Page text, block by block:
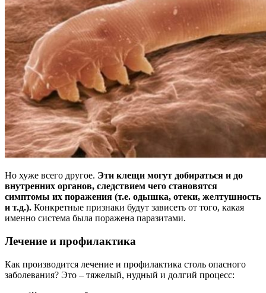
Но хуже всего другое. Эти клещи могут добираться и до
внутренних органов, следствием чего становятся
симптомы их поражения (т.е. одышка, отеки, желтушность
и т.д.). Конкретные признаки будут зависеть от того, какая
именно система была поражена паразитами.
Лечение и профилактика
Как производится лечение и профилактика столь опасного
заболевания? Это – тяжелый, нудный и долгий процесс: